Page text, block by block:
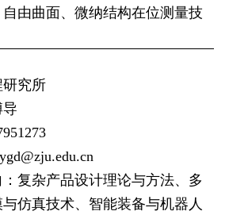
由曲面、微纳结构在位测量技
究所
复杂产品设计理论与方法、多
仿真技术、智能装备与机器人